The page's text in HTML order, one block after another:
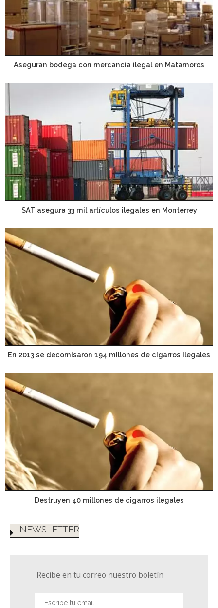
Aseguran bodega con mercancía ilegal en Matamoros
SAT asegura 33 mil artículos ilegales en Monterrey
En 2013 se decomisaron 194 millones de cigarros ilegales
Destruyen 40 millones de cigarros ilegales
NEWSLETTER
Recibe en tu correo nuestro boletín